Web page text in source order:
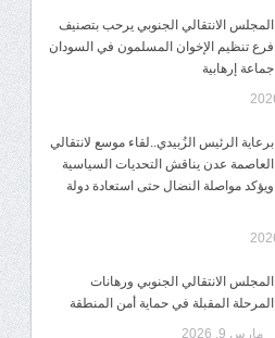
المجلس الانتقالي الجنوبي يرحب بتصنيف
فرع تنظيم الإخوان المسلمون في السودان
جماعة إرهابية
برعاية الرئيس الزُبيدي..لقاء موسع لانتقالي
العاصمة عدن يناقش التحديات السياسية
ويؤكد مواصلة النضال حتى استعادة دولة
المجلس الانتقالي الجنوبي ورهانات
المرحلة المقبلة في حماية أمن المنطقة
مارس 9, 2026